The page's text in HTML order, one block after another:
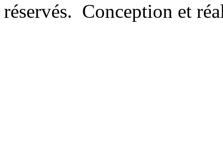
réservés. Conception et